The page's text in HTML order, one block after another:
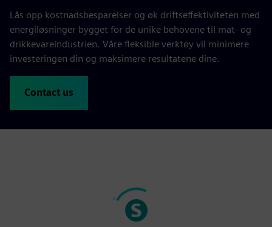
Lås opp kostnadsbesparelser og øk driftseffektiviteten med
energiløsninger bygget for de unike behovene til mat- og
drikkevareindustrien. Våre fleksible verktøy vil minimere
investeringen din og maksimere resultatene dine.
Contact us